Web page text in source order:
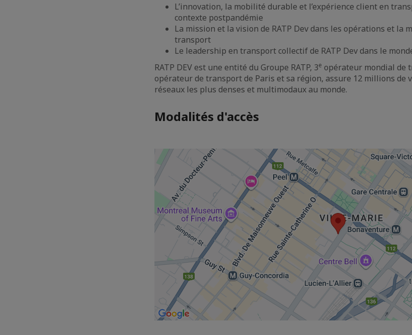
L’innovation, la mobilité durable et l’expérience client en
contexte postpandémie
La mission et la vision de RATP Dev dans les opérations et la
transport
Le leadership en transport collectif de RATP Dev dans le
RATP DEV est une entité du Groupe RATP, 3e opérateur mondial de
opérateur de transport de Paris et sa région, assure 12 millions de
réseaux les plus denses et multimodaux au monde.
Modalités d'accès